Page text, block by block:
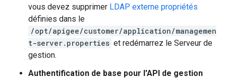
vous devez supprimer LDAP externe propriétés
définies dans le
/opt/apigee/customer/application/managemen
t-server.properties et redémarrez le Serveur de
gestion.
Authentification de base pour l'API de gestion